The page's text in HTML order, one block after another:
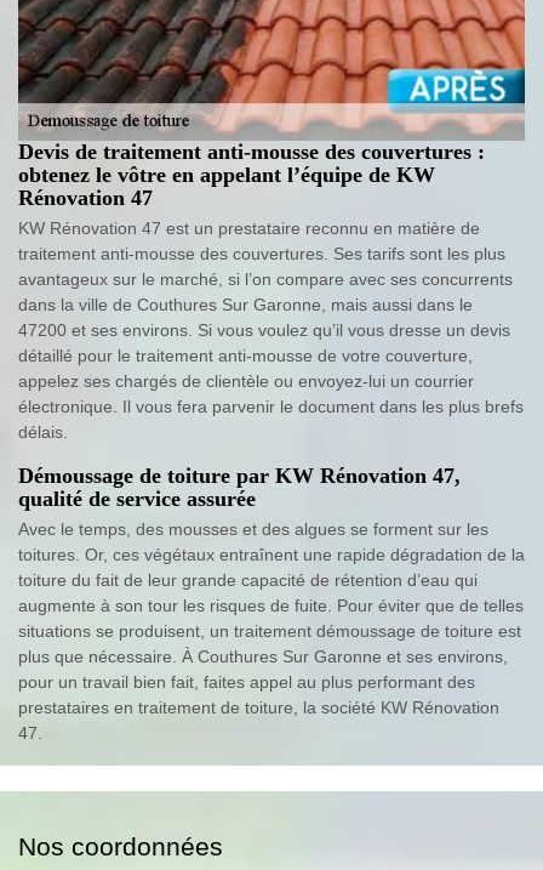
Devis de traitement anti-mousse des couvertures :
obtenez le vôtre en appelant l’équipe de KW
Rénovation 47
KW Rénovation 47 est un prestataire reconnu en matière de
traitement anti-mousse des couvertures. Ses tarifs sont les plus
avantageux sur le marché, si l’on compare avec ses concurrents
dans la ville de Couthures Sur Garonne, mais aussi dans le
47200 et ses environs. Si vous voulez qu’il vous dresse un devis
détaillé pour le traitement anti-mousse de votre couverture,
appelez ses chargés de clientèle ou envoyez-lui un courrier
électronique. Il vous fera parvenir le document dans les plus brefs
délais.
Démoussage de toiture par KW Rénovation 47,
qualité de service assurée
Avec le temps, des mousses et des algues se forment sur les
toitures. Or, ces végétaux entraînent une rapide dégradation de la
toiture du fait de leur grande capacité de rétention d’eau qui
augmente à son tour les risques de fuite. Pour éviter que de telles
situations se produisent, un traitement démoussage de toiture est
plus que nécessaire. À Couthures Sur Garonne et ses environs,
pour un travail bien fait, faites appel au plus performant des
prestataires en traitement de toiture, la société KW Rénovation
47.
Nos coordonnées